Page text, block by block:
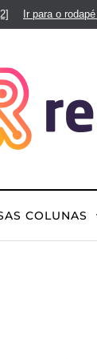
Ir para o rodapé
COLUNAS